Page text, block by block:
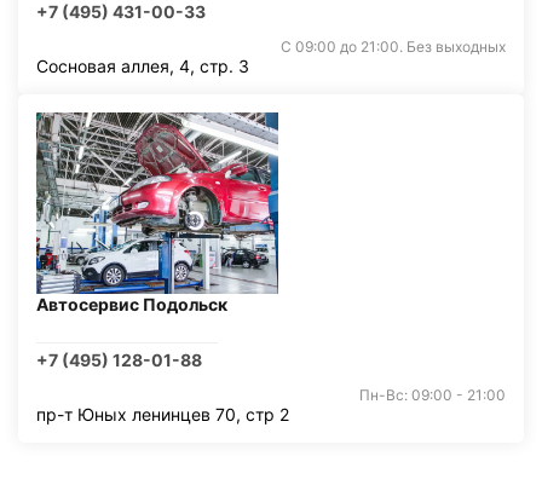
+7 (495) 431-00-33
С 09:00 до 21:00. Без выходных
Сосновая аллея, 4, стр. 3
Автосервис Подольск
+7 (495) 128-01-88
Пн-Вс: 09:00 - 21:00
пр-т Юных ленинцев 70, стр 2